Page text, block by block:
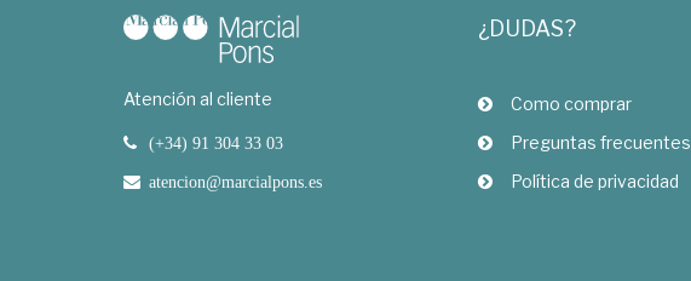
Atención al cliente
(+34) 91 304 33 03
atencion@marcialpons.es
¿DUDAS?
Como comprar
Preguntas frecuentes
Política de privacidad